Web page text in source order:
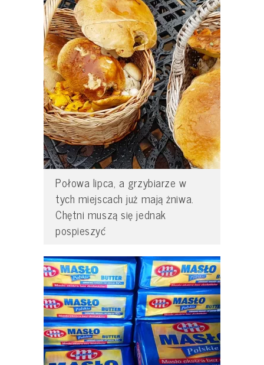
Połowa lipca, a grzybiarze w
tych miejscach już mają żniwa.
Chętni muszą się jednak
pospieszyć